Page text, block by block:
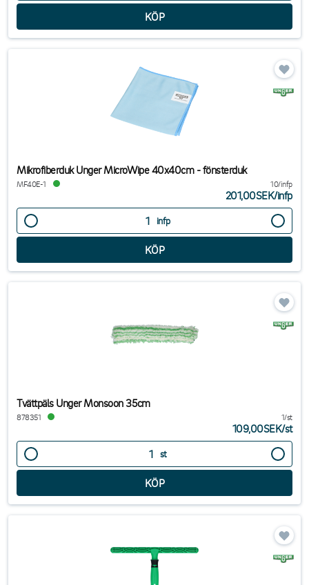
Mikrofiberduk Unger MicroWipe 40x40cm - fönsterduk
MF40E-1 10/infp
201,00SEK/infp
infp
Tvättpäls Unger Monsoon 35cm
878351 1/st
109,00SEK/st
st